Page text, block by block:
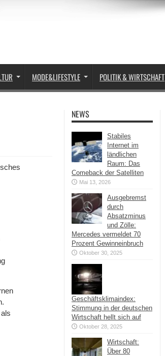
MODE&LIFESTYLE POLITIK & WIRTSCHAFT
NEWS
Stabiles
Internet im
ländlichen
Raum: Das
Comeback der Satelliten
Mai 13, 2026
Ausgebremst
durch
Absatzminus
und Zölle:
Mercedes vermeldet 70
Prozent Gewinneinbruch
Oktober 30, 2025
Geschäftsklimaindex:
Stimmung in der deutschen
Wirtschaft hellt sich auf
Oktober 28, 2025
Wirtschaft:
Über 80